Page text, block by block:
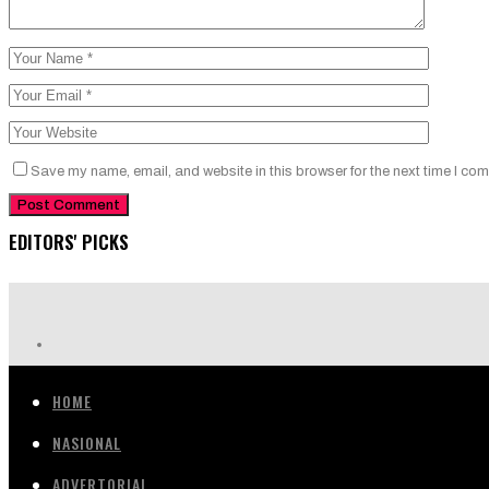
Save my name, email, and website in this browser for the next time I
EDITORS' PICKS
HOME
NASIONAL
ADVERTORIAL